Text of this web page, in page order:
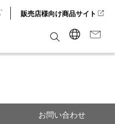
販売店様向け商品サイト
お問い合わせ